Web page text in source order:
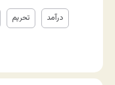
تحریم درآمد